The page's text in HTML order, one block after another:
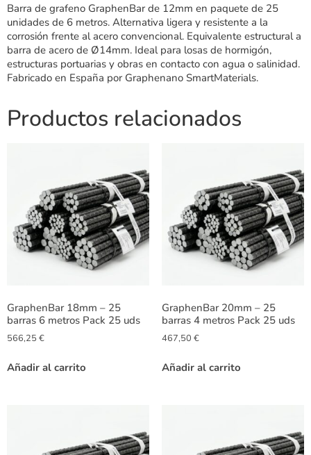
Barra de grafeno GraphenBar de 12mm en paquete de 25
unidades de 6 metros. Alternativa ligera y resistente a la
corrosión frente al acero convencional. Equivalente estructural a
barra de acero de Ø14mm. Ideal para losas de hormigón,
estructuras portuarias y obras en contacto con agua o salinidad.
Fabricado en España por Graphenano SmartMaterials.
Productos relacionados
GraphenBar 18mm – 25
barras 6 metros Pack 25 uds
566,25 €
Añadir al carrito
GraphenBar 20mm – 25
barras 4 metros Pack 25 uds
467,50 €
Añadir al carrito